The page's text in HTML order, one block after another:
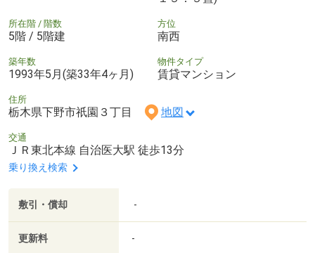
所在階 / 階数
5階 / 5階建
方位
南西
築年数
1993年5月(築33年4ヶ月)
物件タイプ
賃貸マンション
住所
栃木県下野市祇園３丁目 地図
交通
ＪＲ東北本線 自治医大駅 徒歩13分
乗り換え検索
敷引・償却 -
更新料 -